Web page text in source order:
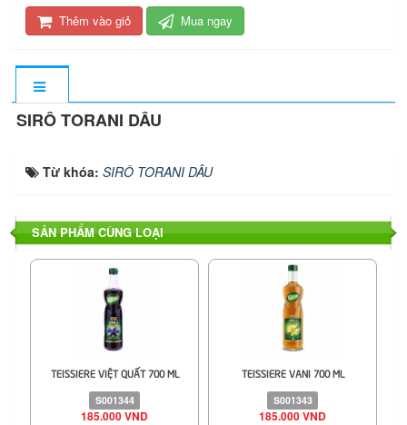
Thêm vào giỏ Mua ngay
SIRÔ TORANI DÂU
Từ khóa: SIRÔ TORANI DÂU
SẢN PHẨM CÙNG LOẠI
TEISSIERE VIỆT QUẤT 700 ML
S001344
185.000 VND
TEISSIERE VANI 700 ML
S001343
185.000 VND